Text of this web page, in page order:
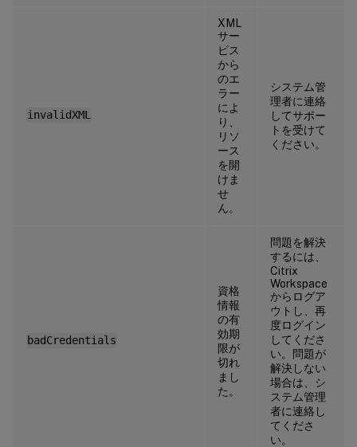
invalidXML
XML
サー
ビス
から
のエ
ラー
によ
り、
リソ
ース
を開
けま
せ
ん。
システム管
理者に連絡
してサポー
トを受けて
ください。
badCredentials
資格
情報
の有
効期
限が
切れ
まし
た。
問題を解決
するには、
Citrix
Workspace
からログア
ウトし、再
度ログイン
してくださ
い。問題が
解決しない
場合は、シ
ステム管理
者に連絡し
てくださ
い。